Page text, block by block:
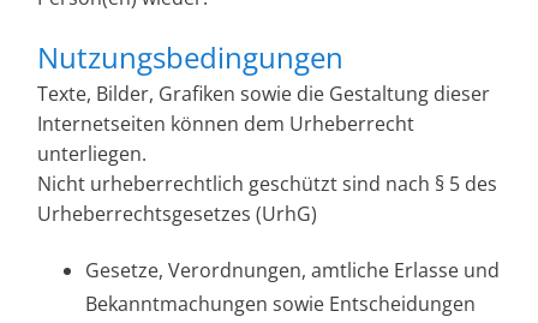
Nutzungsbedingungen
Texte, Bilder, Grafiken sowie die Gestaltung dieser
Internetseiten können dem Urheberrecht
unterliegen.
Nicht urheberrechtlich geschützt sind nach § 5 des
Urheberrechtsgesetzes (UrhG)
Gesetze, Verordnungen, amtliche Erlasse und
Bekanntmachungen sowie Entscheidungen